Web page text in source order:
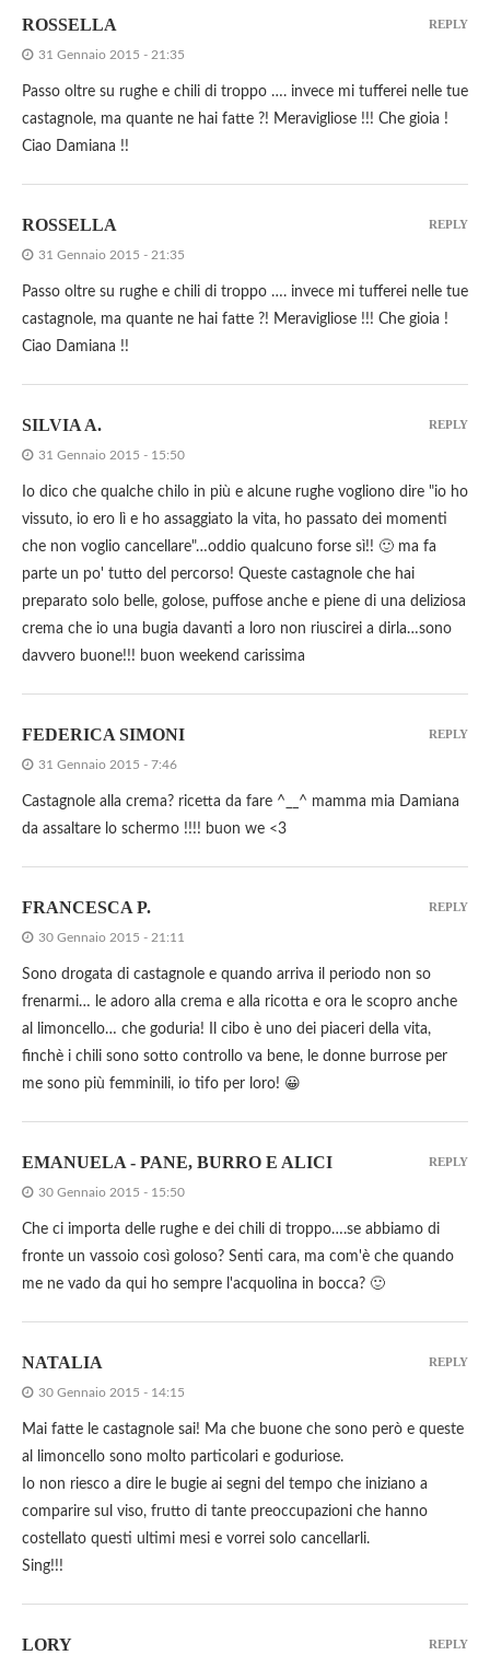
ROSSELLA
31 Gennaio 2015 - 21:35
Passo oltre su rughe e chili di troppo …. invece mi tufferei nelle tue
castagnole, ma quante ne hai fatte ?! Meravigliose !!! Che gioia !
Ciao Damiana !!
REPLY
ROSSELLA
31 Gennaio 2015 - 21:35
Passo oltre su rughe e chili di troppo …. invece mi tufferei nelle tue
castagnole, ma quante ne hai fatte ?! Meravigliose !!! Che gioia !
Ciao Damiana !!
REPLY
SILVIA A.
31 Gennaio 2015 - 15:50
Io dico che qualche chilo in più e alcune rughe vogliono dire "io ho
vissuto, io ero lì e ho assaggiato la vita, ho passato dei momenti
che non voglio cancellare"…oddio qualcuno forse sì!! 🙂 ma fa
parte un po' tutto del percorso! Queste castagnole che hai
preparato solo belle, golose, puffose anche e piene di una deliziosa
crema che io una bugia davanti a loro non riuscirei a dirla…sono
davvero buone!!! buon weekend carissima
REPLY
FEDERICA SIMONI
31 Gennaio 2015 - 7:46
Castagnole alla crema? ricetta da fare ^__^ mamma mia Damiana
da assaltare lo schermo !!!! buon we <3
REPLY
FRANCESCA P.
30 Gennaio 2015 - 21:11
Sono drogata di castagnole e quando arriva il periodo non so
frenarmi… le adoro alla crema e alla ricotta e ora le scopro anche
al limoncello… che goduria! Il cibo è uno dei piaceri della vita,
finchè i chili sono sotto controllo va bene, le donne burrose per
me sono più femminili, io tifo per loro! 😀
REPLY
EMANUELA - PANE, BURRO E ALICI
30 Gennaio 2015 - 15:50
Che ci importa delle rughe e dei chili di troppo….se abbiamo di
fronte un vassoio così goloso? Senti cara, ma com'è che quando
me ne vado da qui ho sempre l'acquolina in bocca? 🙂
REPLY
NATALIA
30 Gennaio 2015 - 14:15
Mai fatte le castagnole sai! Ma che buone che sono però e queste
al limoncello sono molto particolari e goduriose.
Io non riesco a dire le bugie ai segni del tempo che iniziano a
comparire sul viso, frutto di tante preoccupazioni che hanno
costellato questi ultimi mesi e vorrei solo cancellarli.
Sing!!!
REPLY
LORY REPLY